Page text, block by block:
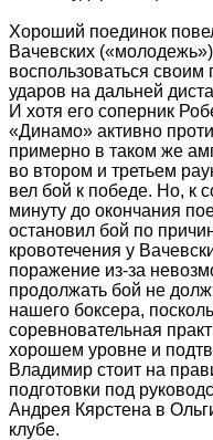
Хороший поединок
Вачевских
воспользоваться
ударов на дальней
И хотя его соперник
«Динамо» активно
примерно в таком же
во втором и третьем
вел бой к победе. Но, к
минуту до окончания
остановил бой по
кровотечения у
поражение из-за
продолжать бой не
нашего боксера,
соревновательная
хорошем уровне и
Владимир стоит на
подготовки под
Андрея Кярстена в
клубе.